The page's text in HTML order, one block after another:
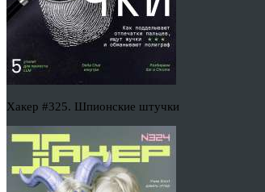
Хакер #325. Шпионские штучки